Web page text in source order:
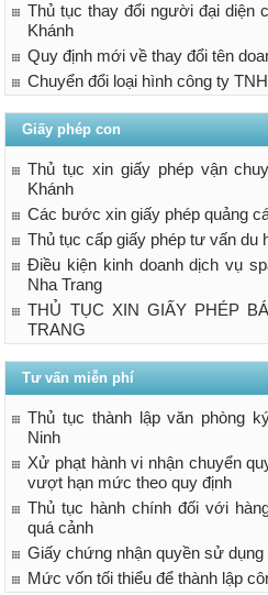
Thủ tục thay đổi người đại diện
Khánh
Quy định mới về thay đổi tên
Chuyển đổi loại hình công ty
Giấy phép con
Thủ tục xin giấy phép vận
Khánh
Các bước xin giấy phép quảng
Thủ tục cấp giấy phép tư vấn du
Điều kiện kinh doanh dịch vụ
Nha Trang
THỦ TỤC XIN GIẤY PHÉP
TRANG
Tư vấn miễn phí
Thủ tục thành lập văn phòng
Ninh
Xử phạt hành vi nhận chuyển
vượt hạn mức theo quy định
Thủ tục hành chính đối với
quá cảnh
Giấy chứng nhận quyền sử dụng
Mức vốn tối thiểu để thành lập